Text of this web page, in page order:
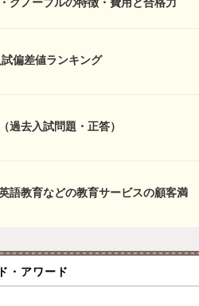
偏差値ランキング
過去入試問題・正答）
語教育などの教育サービスの顧客満
・アワード